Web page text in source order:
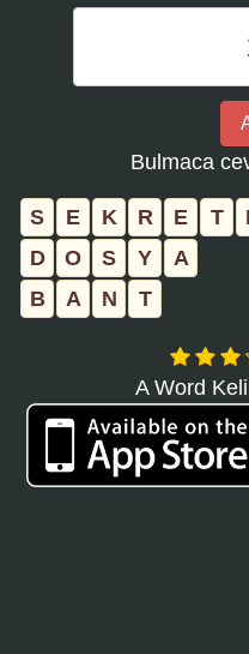
Bulmaca
S E K R E T
D
O S Y
A
B
A N T
A Word